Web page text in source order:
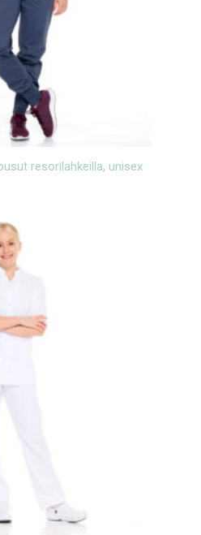
resorilahkeilla, unisex